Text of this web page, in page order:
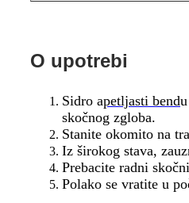
O upotrebi
Sidro apetljasti bend
skočnog zgloba.
Stanite okomito na
Iz širokog stava,
Prebacite radni
Polako se vratite u